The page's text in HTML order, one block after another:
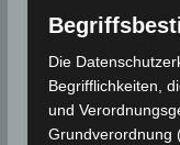
31,54°C und
(28,55°C) mit
Differenz ist
August seit 1950.
Die
Begrifflichkeiten,
und
Grundverordnung